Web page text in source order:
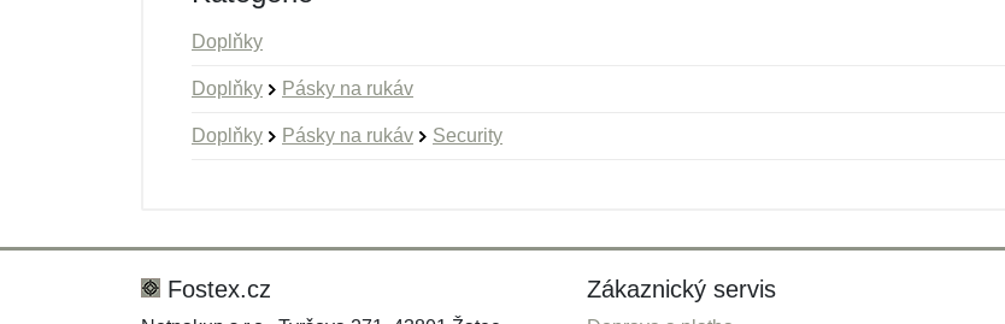
Doplňky
Doplňky Pásky na rukáv
Doplňky Pásky na rukáv Security
Fostex.cz Zákaznický servis